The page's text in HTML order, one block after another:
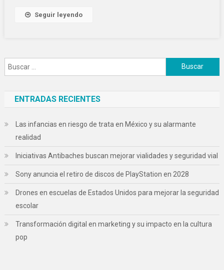
Seguir leyendo
Buscar:
ENTRADAS RECIENTES
Las infancias en riesgo de trata en México y su alarmante
realidad
Iniciativas Antibaches buscan mejorar vialidades y seguridad vial
Sony anuncia el retiro de discos de PlayStation en 2028
Drones en escuelas de Estados Unidos para mejorar la seguridad
escolar
Transformación digital en marketing y su impacto en la cultura
pop